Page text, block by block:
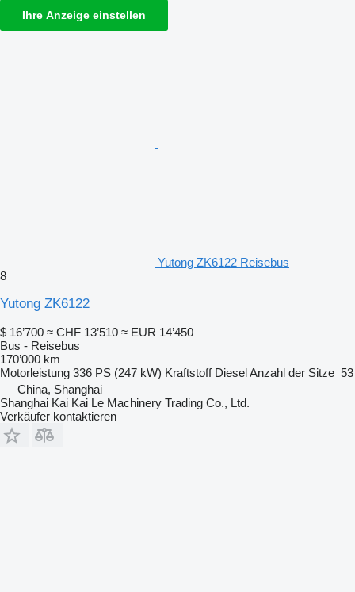
Ihre Anzeige einstellen
Yutong ZK6122 Reisebus
8
Yutong ZK6122
$ 16’700 ≈ CHF 13’510 ≈ EUR 14’450
Bus - Reisebus
170’000 km
Motorleistung 336 PS (247 kW) Kraftstoff DieselAnzahl der Sitze 53
China, Shanghai
Shanghai Kai Kai Le Machinery Trading Co., Ltd.
Verkäufer kontaktieren